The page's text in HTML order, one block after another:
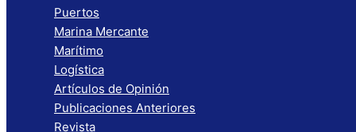
Puertos
Marina Mercante
Marítimo
Logística
Artículos de Opinión
Publicaciones Anteriores
Revista